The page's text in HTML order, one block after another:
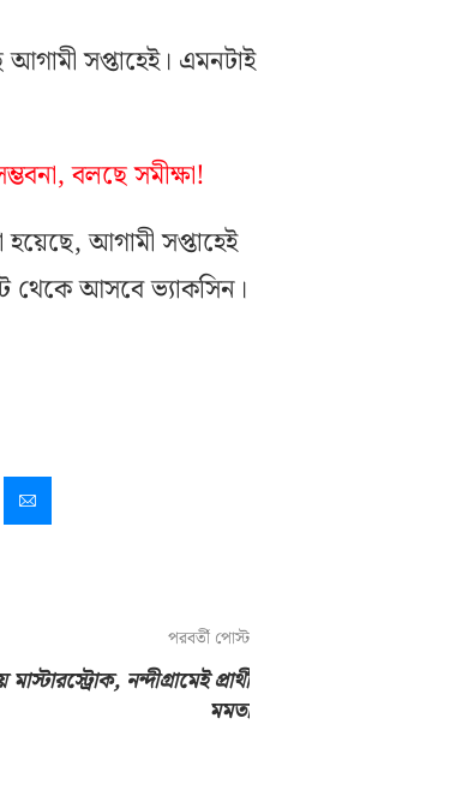
সপ্তাহেই। এমনটাই
বলছে সমীক্ষা!
আগামী সপ্তাহেই
থেকে আসবে ভ্যাকসিন।
পরবর্তী পোস্ট
নন্দীগ্রামেই প্রার্থী
মমতা